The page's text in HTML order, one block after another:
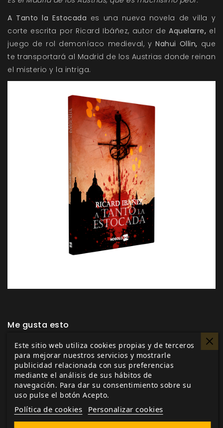
A Tanto la Estocada es una nueva novela de villa y
corte escrita por Ricard Ibáñez, autor deAquelarre, el
juego de rol demoníaco medieval, yNahui Ollin, que
te transportará al Madrid de los Austrias donde reinan
el misterio y la intriga.
Me gusta esto
Etiquetas: A tanto la estocada Ricard Ibañez
Novela Narrativa
En la misma categoría
Este sitio web utiliza cookies propias y de terceros
para mejorar nuestros servicios y mostrarle
publicidad relacionada con sus preferencias
mediante el análisis de sus hábitos de
navegación. Para dar su consentimiento sobre su
uso pulse el botón Acepto.
Política de cookies Personalizar cookies